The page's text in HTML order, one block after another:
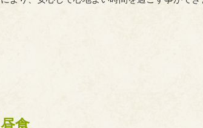
昼食